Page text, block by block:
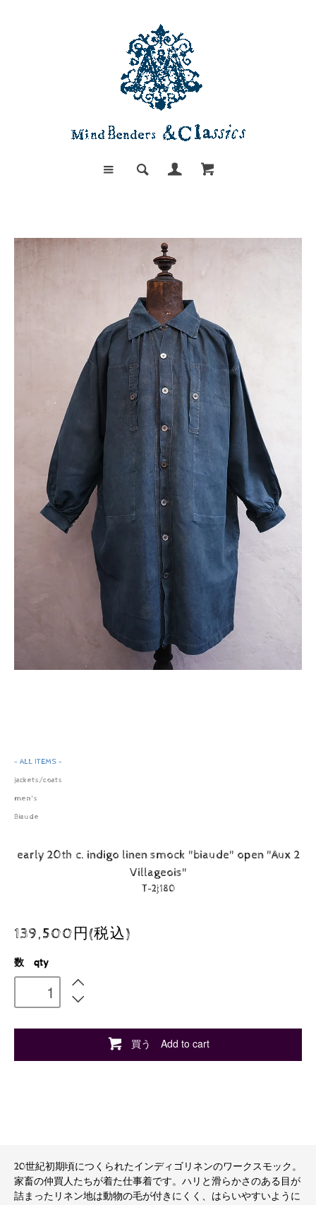
- ALL ITEMS -
jackets/coats
men's
Biaude
early 20th c. indigo linen smock "biaude" open "Aux 2
Villageois"
T-2j180
139,500円(税込)
数 qty
買う Add to cart
20世紀初期頃につくられたインディゴリネンのワークスモック。
家畜の仲買人たちが着た仕事着です。ハリと滑らかさのある目が
詰まったリネン地は動物の毛が付きにくく、はらいやすいように